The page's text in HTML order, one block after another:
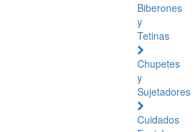
Biberones
y
Tetinas
Chupetes
y
Sujetadores
Cuidados